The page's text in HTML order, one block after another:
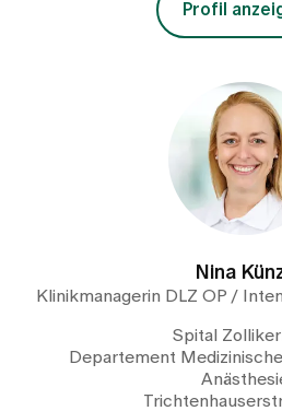
Profil
Nina
Klinikmanagerin DLZ OP /
Spital
Departement